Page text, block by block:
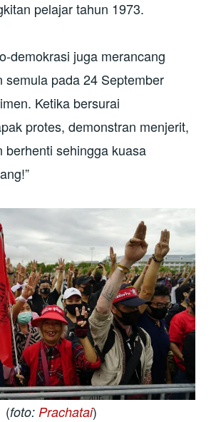
pelajar tahun 1973.
demokrasi juga merancang
semula pada 24 September
Ketika bersurai
protes, demonstran menjerit,
berhenti sehingga kuasa
(foto: Prachatai)